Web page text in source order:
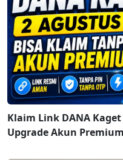
Klaim Link DANA
Upgrade Akun Premium